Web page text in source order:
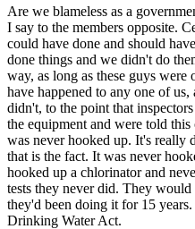
Are we blameless as a
I say to the members opposite.
could have done and should
done things and we didn't do
way, as long as these guys
have happened to any one of
didn't, to the point that
the equipment and were told
was never hooked up. It's
that is the fact. It was never
hooked up a chlorinator and
tests they never did. They would
they'd been doing it for 15
Drinking Water Act.